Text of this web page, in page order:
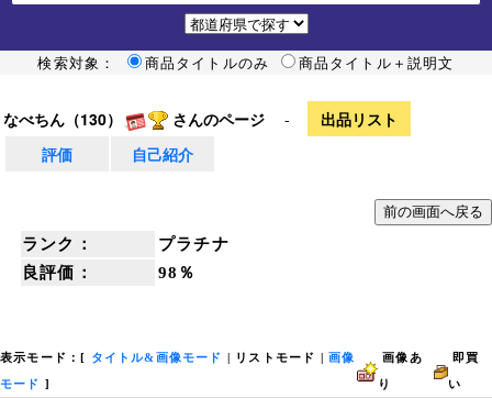
検索対象： 商品タイトルのみ 商品タイトル＋説明文
なべちん（130） さんのページ -
出品リスト
評価
自己紹介
ランク：
プラチナ
良評価：
98％
表示モード：[ タイトル&画像モード リストモード |画像
モード ]
画像あ
り
即買
い